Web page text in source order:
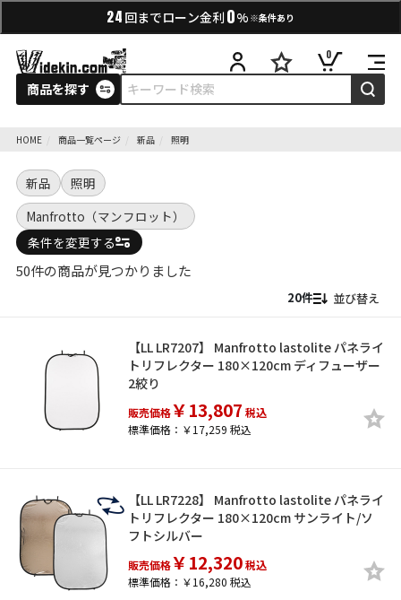
24 回までローン金利 0% ※条件あり
商品を探す
0
HOME 商品一覧ページ 新品 照明
新品
照明
Manfrotto（マンフロット）
条件を変更する
50件の商品が見つかりました
並び替え
【LL LR7207】 Manfrotto lastolite パネライ
トリフレクター 180×120cm ディフューザー
2絞り
販売価格￥13,807 税込
標準価格：￥17,259 税込
【LL LR7228】 Manfrotto lastolite パネライ
トリフレクター 180×120cm サンライト/ソ
フトシルバー
販売価格￥12,320税込
標準価格：￥16,280 税込